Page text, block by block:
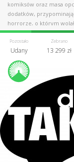
komiksów oraz masa
dodatków,
horrorze, o którym
zapomnieć.
Pozostało
Udany
Zebrano
13 299 zł